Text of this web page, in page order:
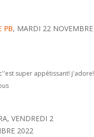
PB, MARDI 22 NOVEMBRE
super appétissant! j'adore!
VENDREDI 2
2022